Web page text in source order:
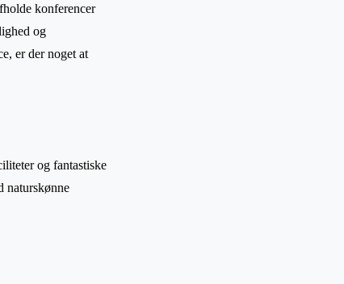
konferencer
og
er der noget at
og fantastiske
naturskønne